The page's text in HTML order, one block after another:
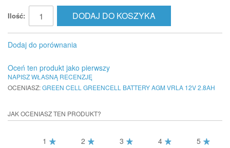
Ilość: DODAJ DO KOSZYKA
Dodaj do porównania
Oceń ten produkt jako pierwszy
NAPISZ WŁASNĄ RECENZJĘ
OCENIASZ:GREEN CELL GREENCELL BATTERY AGM VRLA 12V 2.8AH
JAK OCENIASZ TEN PRODUKT?
1 2 3 4 5